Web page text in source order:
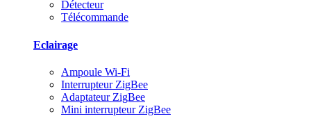
Détecteur
Télécommande
Eclairage
Ampoule Wi-Fi
Interrupteur ZigBee
Adaptateur ZigBee
Mini interrupteur ZigBee